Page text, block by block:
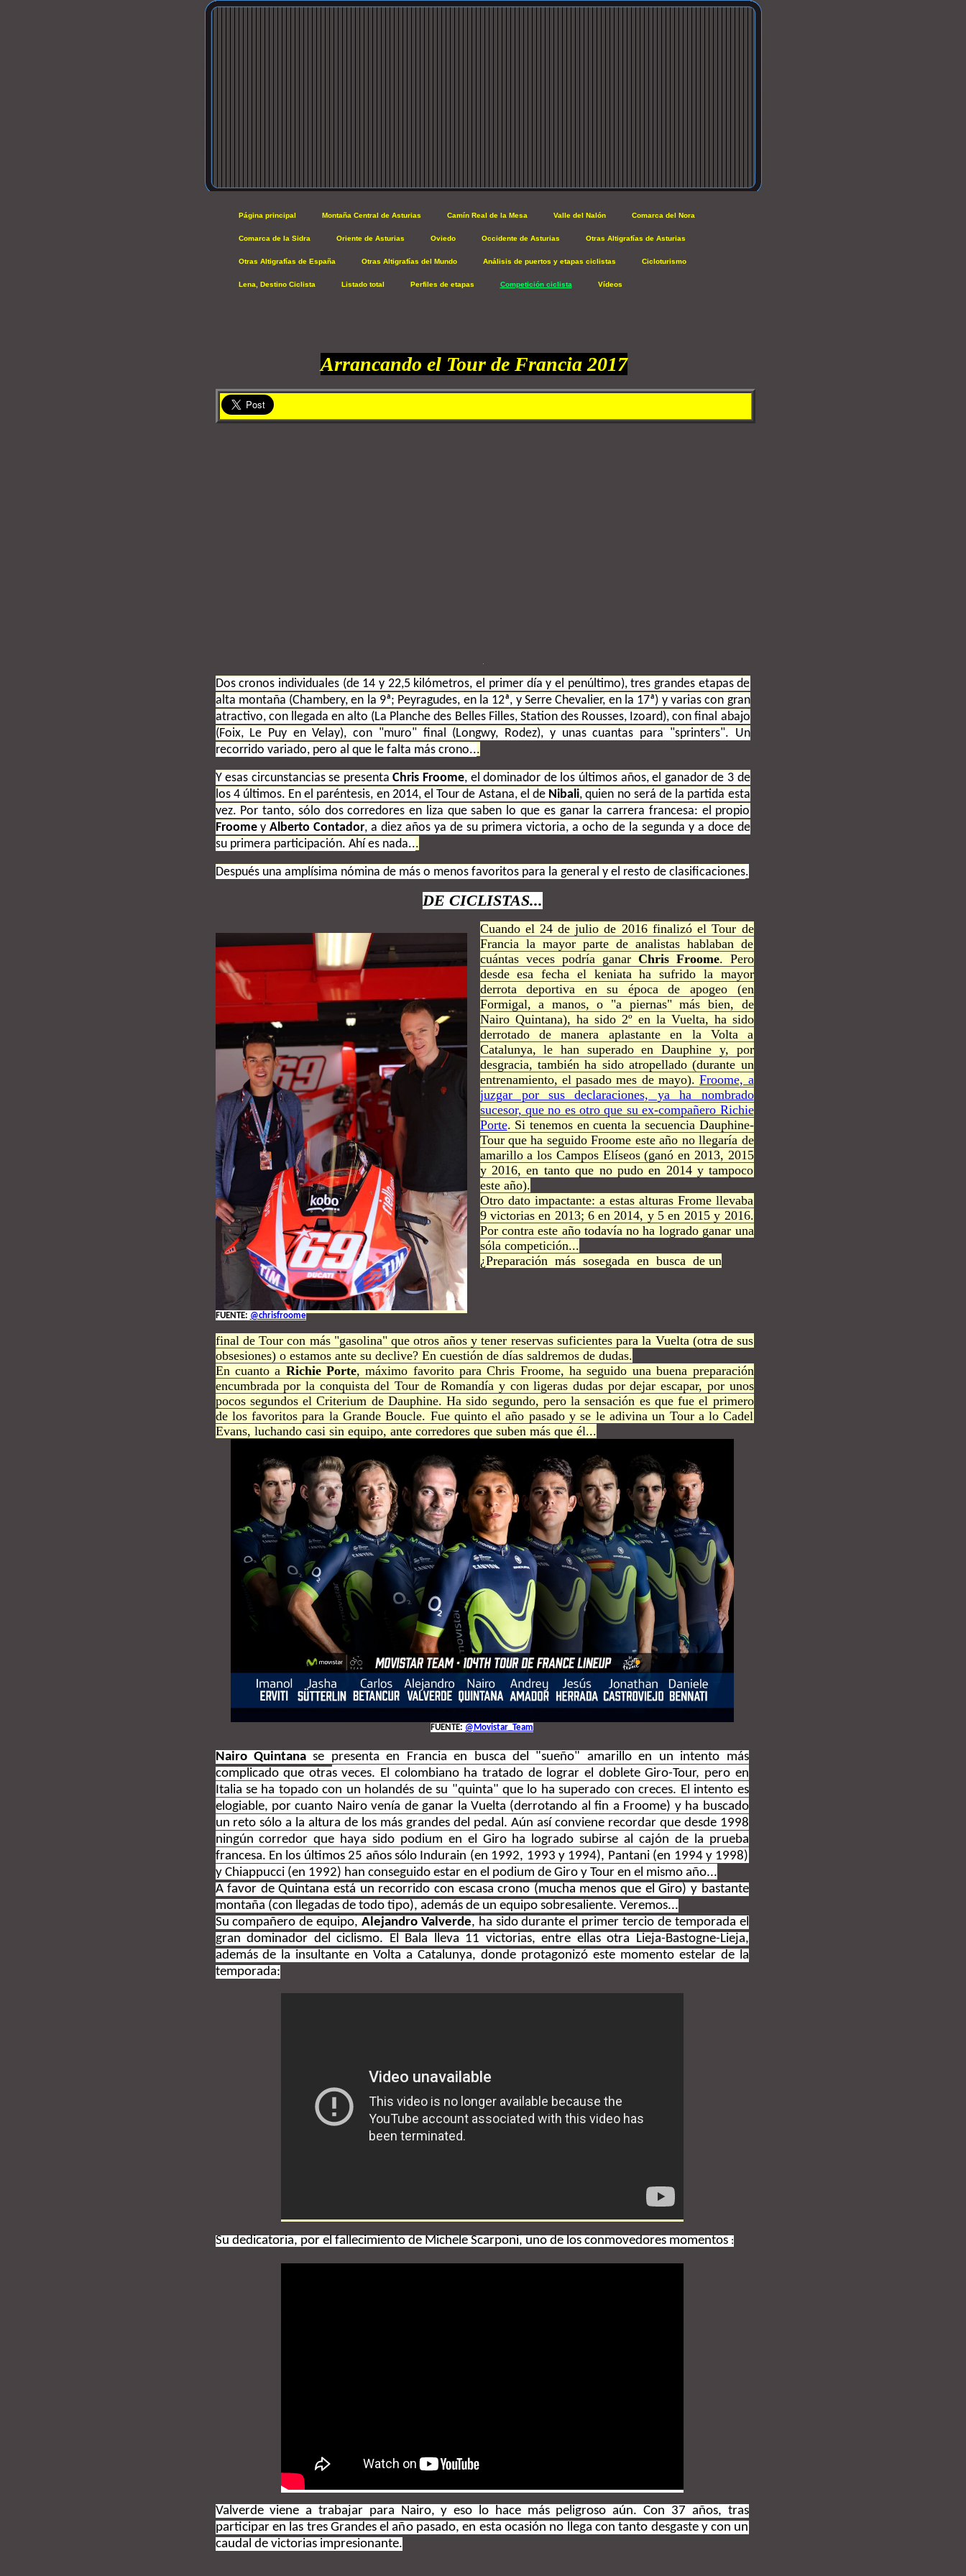
Página principal Montaña Central de Asturias Camín Real de la Mesa Valle del Nalón Comarca del Nora
Comarca de la Sidra Oriente de Asturias Oviedo Occidente de Asturias Otras Altigrafías de Asturias
Otras Altigrafías de España Otras Altigrafías del Mundo Análisis de puertos y etapas ciclistas Cicloturismo
Lena, Destino Ciclista Listado total Perfiles de etapas Competición ciclista Vídeos
Arrancando el Tour de Francia 2017
Dos cronos individuales (de 14 y 22,5 kilómetros, el primer día y el penúltimo), tres grandes etapas de
alta montaña (Chambery, en la 9ª; Peyragudes, en la 12ª, y Serre Chevalier, en la 17ª) y varias con gran
atractivo, con llegada en alto (La Planche des Belles Filles, Station des Rousses, Izoard), con final abajo
(Foix, Le Puy en Velay), con "muro" final (Longwy, Rodez), y unas cuantas para "sprinters". Un
recorrido variado, pero al que le falta más crono...
Y esas circunstancias se presentaChris Froome, el dominador de los últimos años, el ganador de 3 de
los 4 últimos. En el paréntesis, en 2014, el Tour de Astana, el de Nibali, quien no será de la partida esta
vez. Por tanto, sólo dos corredores en liza que saben lo que es ganar la carrera francesa: el propio
FroomeyAlberto Contador, a diez años ya de su primera victoria, a ocho de la segunda y a doce de
su primera participación. Ahí es nada...
Después una amplísima nómina de más o menos favoritos para la general y el resto de clasificaciones.
DE CICLISTAS...
FUENTE: @chrisfroome
Cuando el 24 de julio de 2016 finalizó el Tour de
Francia la mayor parte de analistas hablaban de
cuántas veces podría ganar Chris Froome. Pero
desde esa fecha el keniata ha sufrido la mayor
derrota deportiva en su época de apogeo (en
Formigal, a manos, o "a piernas" más bien, de
Nairo Quintana), ha sido 2º en la Vuelta, ha sido
derrotado de manera aplastante en la Volta a
Catalunya, le han superado en Dauphine y, por
desgracia, también ha sido atropellado (durante un
entrenamiento, el pasado mes de mayo).Froome, a
juzgar por sus declaraciones, ya ha nombrado
sucesor, que no es otro que su ex-compañero Richie
Porte. Si tenemos en cuenta la secuencia Dauphine-
Tour que ha seguido Froome este año no llegaría de
amarillo a los Campos Elíseos (ganó en 2013, 2015
y 2016, en tanto que no pudo en 2014 y tampoco
este año).
Otro dato impactante: a estas alturas Frome llevaba
9 victorias en 2013; 6 en 2014, y 5 en 2015 y 2016.
Por contra este año todavía no ha logrado ganar una
sóla competición...
¿Preparación más sosegada en busca de un
final de Tour con más "gasolina" que otros años y tener reservas suficientes para la Vuelta (otra de sus
obsesiones) o estamos ante su declive? En cuestión de días saldremos de dudas.
En cuanto a Richie Porte, máximo favorito para Chris Froome, ha seguido una buena preparación
encumbrada por la conquista del Tour de Romandía y con ligeras dudas por dejar escapar, por unos
pocos segundos el Criterium de Dauphine. Ha sido segundo, pero la sensación es que fue el primero
de los favoritos para la Grande Boucle. Fue quinto el año pasado y se le adivina un Tour a lo Cadel
Evans, luchando casi sin equipo, ante corredores que suben más que él...
FUENTE: @Movistar_Team
Nairo Quintanase presenta en Francia en busca del "sueño" amarillo en un intento más
complicado que otras veces. El colombiano ha tratado de lograr el doblete Giro-Tour, pero en
Italia se ha topado con un holandés de su "quinta" que lo ha superado con creces. El intento es
elogiable, por cuanto Nairo venía de ganar la Vuelta (derrotando al fin a Froome) y ha buscado
un reto sólo a la altura de los más grandes del pedal. Aún así conviene recordar que desde 1998
ningún corredor que haya sido podium en el Giro ha logrado subirse al cajón de la prueba
francesa. En los últimos 25 años sólo Indurain (en 1992, 1993 y 1994), Pantani (en 1994 y 1998)
y Chiappucci (en 1992) han conseguido estar en el podium de Giro y Tour en el mismo año...
A favor de Quintana está un recorrido con escasa crono (mucha menos que el Giro) y bastante
montaña (con llegadas de todo tipo), además de un equipo sobresaliente. Veremos...
Su compañero de equipo, Alejandro Valverde, ha sido durante el primer tercio de temporada el
gran dominador del ciclismo. El Bala lleva 11 victorias, entre ellas otra Lieja-Bastogne-Lieja,
además de la insultante en Volta a Catalunya, donde protagonizó este momento estelar de la
temporada:
Su dedicatoria, por el fallecimiento de Michele Scarponi, uno de los conmovedores momentos:
Valverde viene a trabajar para Nairo, y eso lo hace más peligroso aún. Con 37 años, tras
participar en las tres Grandes el año pasado, en esta ocasión no llega con tanto desgaste y con un
caudal de victorias impresionante.